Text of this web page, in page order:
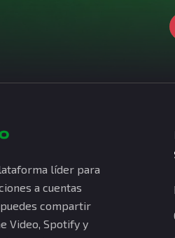
líder para
a cuentas
compartir
Video, Spotify y